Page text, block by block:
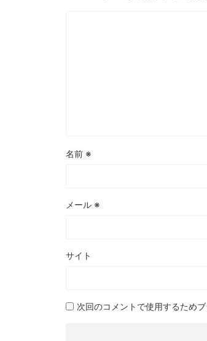
名前 ※
メール ※
サイト
次回のコメントで使用するため